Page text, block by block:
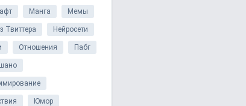
Манга Мемы
Твиттера Нейросети
Отношения Пабг
Юмор